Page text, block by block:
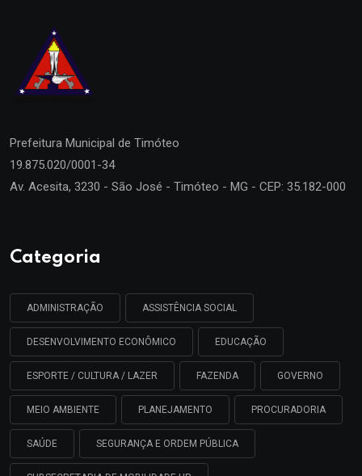
Prefeitura Municipal de Timóteo
19.875.020/0001-34
Av. Acesita, 3230 - São José - Timóteo - MG - CEP: 35.182-000
Categoria
ADMINISTRAÇÃO ASSISTÊNCIA SOCIAL
DESENVOLVIMENTO ECONÔMICO EDUCAÇÃO
ESPORTE / CULTURA / LAZER FAZENDA GOVERNO
MEIO AMBIENTE PLANEJAMENTO PROCURADORIA
SAÚDE SEGURANÇA E ORDEM PÚBLICA